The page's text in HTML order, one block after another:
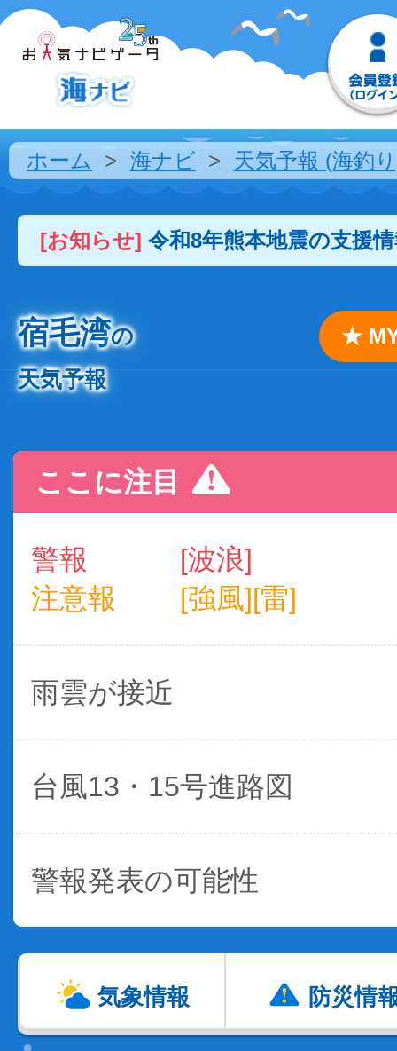
ホーム 海ナビ 天気予報 (海釣
[お知らせ] 令和8年熊本地震の支援
宿毛湾の
天気予報
★
ここに注目
警報
[波浪]
注意報
[強風][雷]
雨雲が接近
台風13・15号進路図
警報発表の可能性
気象情報 防災情